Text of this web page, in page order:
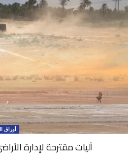
أوراق
آليات مقترحة لإدارة